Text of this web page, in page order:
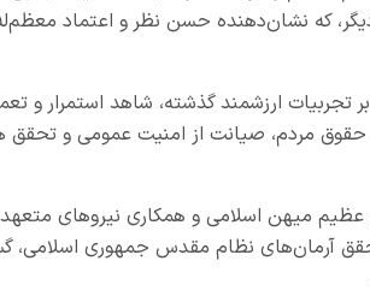
که نشان‌دهنده حسن نظر و اعتماد
تجربیات ارزشمند گذشته، شاهد استمرار و
حقوق مردم، صیانت از امنیت عمومی و تحقق
عظیم میهن اسلامی و همکاری نیروهای
آرمان‌های نظام مقدس جمهوری